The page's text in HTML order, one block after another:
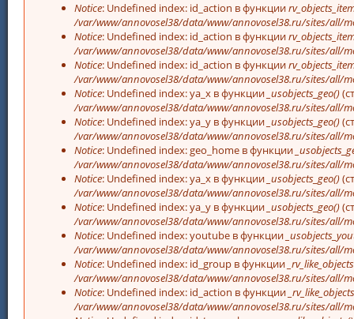
Notice: Undefined index: id_action в функции
/var/www/annovosel38/data/www/annovosel38.ru/sites/all/
Notice: Undefined index: id_action в функции
/var/www/annovosel38/data/www/annovosel38.ru/sites/all/
Notice: Undefined index: id_action в функции
/var/www/annovosel38/data/www/annovosel38.ru/sites/all/
Notice: Undefined index: ya_x в функции _usobjects_geo()
/var/www/annovosel38/data/www/annovosel38.ru/sites/all/
Notice: Undefined index: ya_y в функции _usobjects_geo()
/var/www/annovosel38/data/www/annovosel38.ru/sites/all/
Notice: Undefined index: geo_home в функции
/var/www/annovosel38/data/www/annovosel38.ru/sites/all/
Notice: Undefined index: ya_x в функции _usobjects_geo()
/var/www/annovosel38/data/www/annovosel38.ru/sites/all/
Notice: Undefined index: ya_y в функции _usobjects_geo()
/var/www/annovosel38/data/www/annovosel38.ru/sites/all/
Notice: Undefined index: youtube в функции
/var/www/annovosel38/data/www/annovosel38.ru/sites/all/
Notice: Undefined index: id_group в функции
/var/www/annovosel38/data/www/annovosel38.ru/sites/all/
Notice: Undefined index: id_action в функции
/var/www/annovosel38/data/www/annovosel38.ru/sites/all/